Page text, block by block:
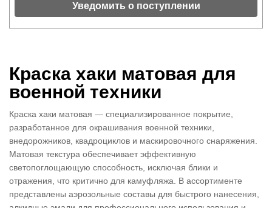
Уведомить о поступлении
Краска хаки матовая для
военной техники
Краска хаки матовая — специализированное покрытие,
разработанное для окрашивания военной техники,
внедорожников, квадроциклов и маскировочного снаряжения.
Матовая текстура обеспечивает эффективную
светопоглощающую способность, исключая блики и
отражения, что критично для камуфляжа. В ассортименте
представлены аэрозольные составы для быстрого нанесения,